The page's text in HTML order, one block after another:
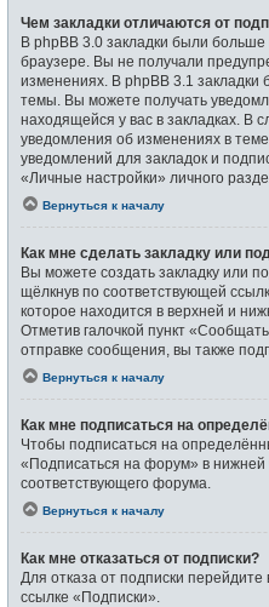
Чем закладки отличаются от
В phpBB 3.0 закладки были
браузере. Вы не получали
изменениях. В phpBB 3.1
темы. Вы можете получать
находящейся у вас в закладках. В
уведомления об изменениях в
уведомлений для закладок и
«Личные настройки» личного
Вернуться к началу
Как мне сделать закладку или
Вы можете создать закладку или
щёлкнув по соответствующей
которое находится в верхней и
Отметив галочкой пункт
отправке сообщения, вы также
Вернуться к началу
Как мне подписаться на
Чтобы подписаться на
«Подписаться на форум» в нижней
соответствующего форума.
Вернуться к началу
Как мне отказаться от подписки?
Для отказа от подписки
ссылке «Подписки».